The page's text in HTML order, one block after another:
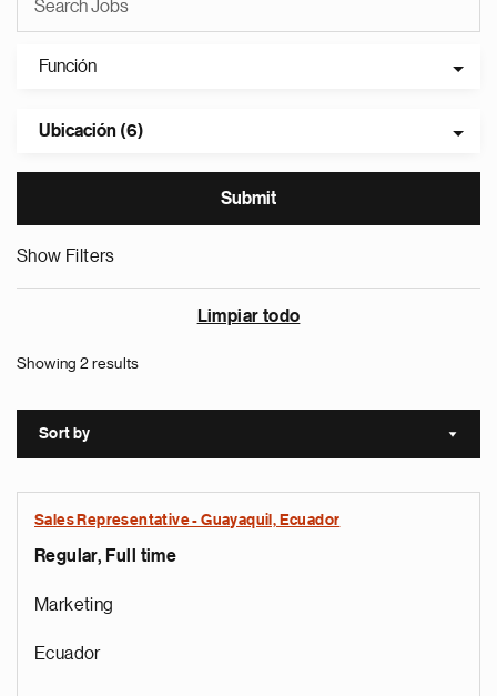
Función
Ubicación (6)
Show Filters
Limpiar todo
Showing 2 results
Sort by Sort
Sales Representative - Guayaquil, Ecuador
Regular, Full time
Marketing
Ecuador